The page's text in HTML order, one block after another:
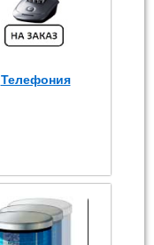
Телефония